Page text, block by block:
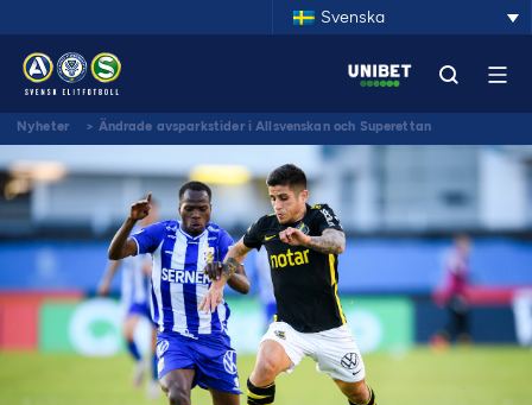
Svenska
Nyheter > Ändrade avsparkstider i Allsvenskan och Superettan